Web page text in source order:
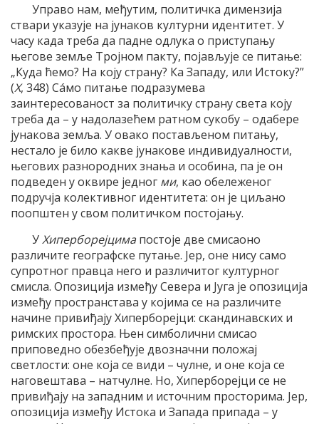
Управо нам, међутим, политичка димензија
ствари указује на јунаков културни идентитет. У
часу када треба да падне одлука о приступању
његове земље Тројном пакту, појављује се питање:
„Куда ћемо? На коју страну? Ка Западу, или Истоку?”
(Х, 348) Сáмо питање подразумева
заинтересованост за политичку страну света коју
треба да – у надолазећем ратном сукобу – одабере
јунакова земља. У овако постављеном питању,
нестало је било какве јунакове индивидуалности,
његових разнородних знања и особина, па је он
подведен у оквире једног ми, као обележеног
подручја колективног идентитета: он је циљано
поопштен у свом политичком постојању.
УХиперборејцимапостоје две смисаоно
различите географске путање. Јер, оне нису само
супротног правца него и различитог културног
смисла. Опозиција између Севера и Југа је опозиција
између пространстава у којима се на различите
начине привиђају Хиперборејци: скандинавских и
римских простора. Њен симболични смисао
приповедно обезбеђује двозначни положај
светлости: оне која се види – чулне, и оне која се
наговештава – натчулне. Но, Хиперборејци се не
привиђају на западним и источним просторима. Јер,
опозиција између Истока и Запада припада – у